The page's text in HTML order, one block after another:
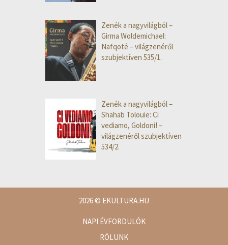
Zenék a nagyvilágból –
Girma Woldemichael:
Nafqoté – világzenéről
szubjektíven 535/1.
Zenék a nagyvilágból –
Shahab Tolouie: Ci
vediamo, Goldoni! –
világzenéről szubjektíven
534/2.
2026© EKULTURA.HU
NAPI ÉVFORDULÓK
RÓLUNK